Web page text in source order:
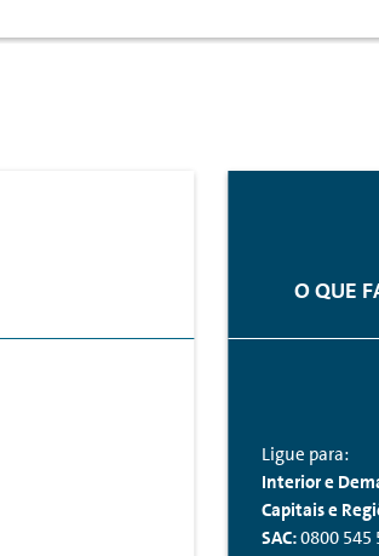
O QUE
Ligue para:
Interior e
Capitais e
SAC:0800 545